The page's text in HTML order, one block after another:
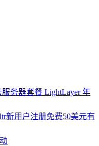
务器套餐 LightLayer 年
新用户注册免费50美元有